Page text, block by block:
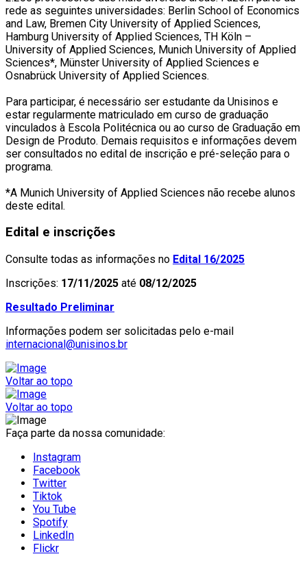
rede as seguintes universidades: Berlin School of Economics
and Law, Bremen City University of Applied Sciences,
Hamburg University of Applied Sciences, TH Köln –
University of Applied Sciences, Munich University of Applied
Sciences*, Münster University of Applied Sciences e
Osnabrück University of Applied Sciences.
Para participar, é necessário ser estudante da Unisinos e
estar regularmente matriculado em curso de graduação
vinculados à Escola Politécnica ou ao curso de Graduação em
Design de Produto. Demais requisitos e informações devem
ser consultados no edital de inscrição e pré-seleção para o
programa.
*A Munich University of Applied Sciences não recebe alunos
deste edital.
Edital e inscrições
Consulte todas as informações no Edital 16/2025
Inscrições: 17/11/2025 até 08/12/2025
Resultado Preliminar
Informações podem ser solicitadas pelo e-mail
internacional@unisinos.br
Voltar ao topo
Voltar ao topo
Faça parte da nossa comunidade:
Instagram
Facebook
Twitter
Tiktok
You Tube
Spotify
LinkedIn
Flickr